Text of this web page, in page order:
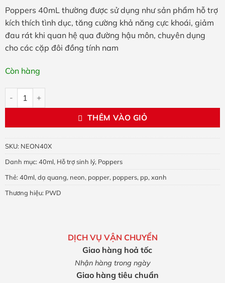
Poppers 40mL thường được sử dụng như sản phẩm hỗ trợ
kích thích tình dục, tăng cường khả năng cực khoái, giảm
đau rát khi quan hệ qua đường hậu môn, chuyên dụng
cho các cặp đôi đồng tính nam
Còn hàng
Poppers Neon Party xanh 40mL số lượng
THÊM VÀO GIỎ
SKU: NEON40X
Danh mục: 40ml, Hỗ trợ sinh lý, Poppers
Thẻ: 40ml, dạ quang, neon, popper, poppers, pp, xanh
Thương hiệu: PWD
DỊCH VỤ VẬN CHUYỂN
Giao hàng hoả tốc
Nhận hàng trong ngày
Giao hàng tiêu chuẩn